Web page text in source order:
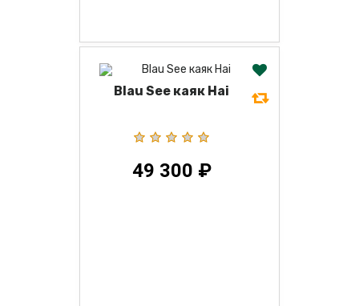
Blau See каяк Hai
49 300 ₽